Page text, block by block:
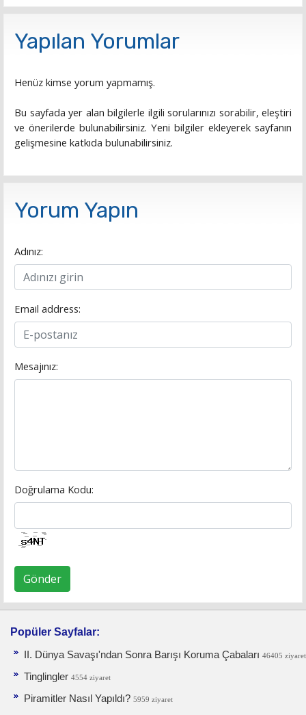
Yapılan Yorumlar
Henüz kimse yorum yapmamış.
Bu sayfada yer alan bilgilerle ilgili sorularınızı sorabilir, eleştiri
ve önerilerde bulunabilirsiniz. Yeni bilgiler ekleyerek sayfanın
gelişmesine katkıda bulunabilirsiniz.
Yorum Yapın
Adınız:
Email address:
Mesajınız:
Doğrulama Kodu:
Gönder
Popüler Sayfalar:
II. Dünya Savaşı'ndan Sonra Barışı Koruma Ça­baları 46405 ziyaret
Tinglingler 4554 ziyaret
Piramitler Nasıl Yapıldı? 5959 ziyaret